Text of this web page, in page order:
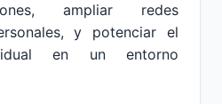
ampliar redes
y potenciar el
en un entorno